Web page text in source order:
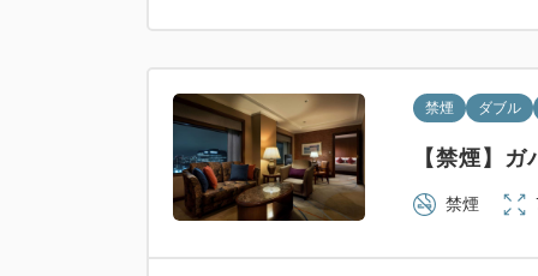
禁煙 ダブル
【禁煙】
禁煙